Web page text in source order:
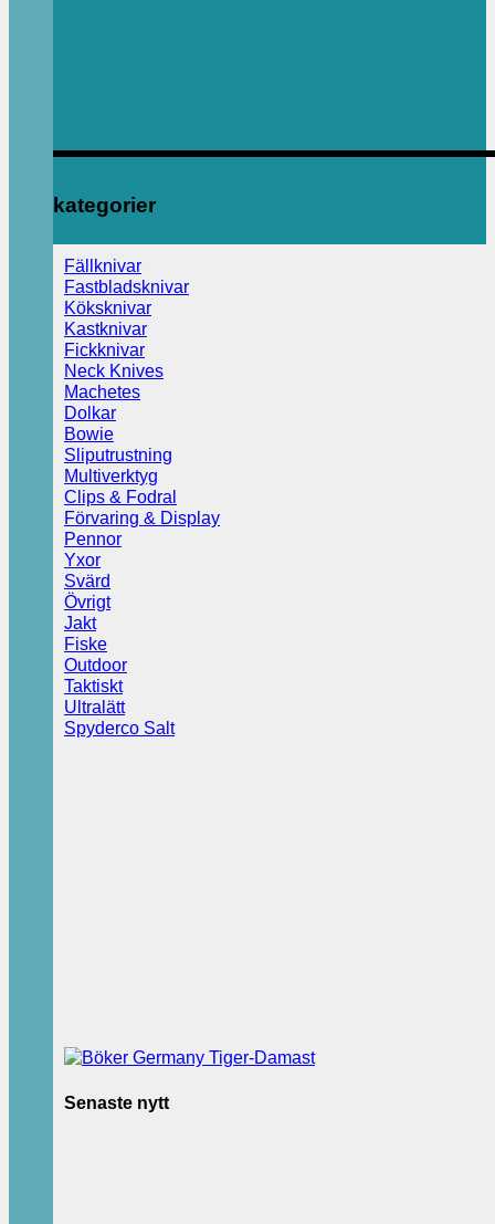
kategorier
Fällknivar
Fastbladsknivar
Köksknivar
Kastknivar
Fickknivar
Neck Knives
Machetes
Dolkar
Bowie
Sliputrustning
Multiverktyg
Clips & Fodral
Förvaring & Display
Pennor
Yxor
Svärd
Övrigt
Jakt
Fiske
Outdoor
Taktiskt
Ultralätt
Spyderco Salt
Senaste nytt